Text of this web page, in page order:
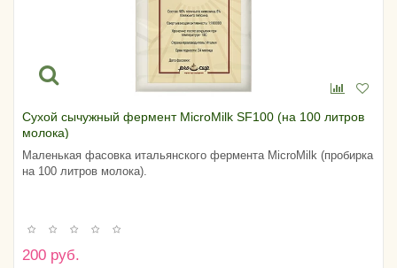
Сухой сычужный фермент MicroMilk SF100 (на 100 литров
молока)
Маленькая фасовка итальянского фермента MicroMilk (пробирка
на 100 литров молока).
200 руб.